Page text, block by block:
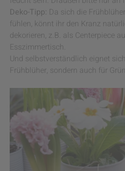
Deko-Tipp: Da sich die
fühlen, könnt ihr den Kranz
dekorieren, z.B. als Centerpiece
Esszimmertisch.
Und selbstverständlich eignet
Frühblüher, sondern auch für